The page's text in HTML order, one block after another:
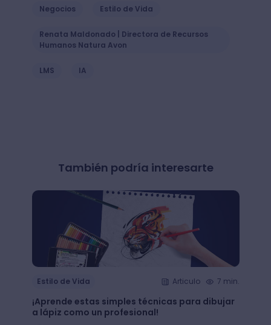
Negocios Estilo de Vida
Renata Maldonado | Directora de Recursos
Humanos Natura Avon
LMS IA
También podría interesarte
Estilo de Vida Articulo 7 min.
¡Aprende estas simples técnicas para dibujar
a lápiz como un profesional!